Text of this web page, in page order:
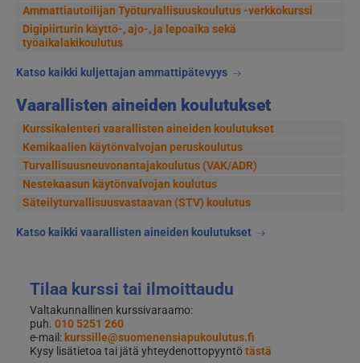
Ammattiautoilijan Työturvallisuuskoulutus -verkkokurssi
Digipiirturin käyttö-, ajo-, ja lepoaika sekä
työaikalakikoulutus
Katso kaikki kuljettajan ammattipätevyys
Vaarallisten aineiden koulutukset
Kurssikalenteri vaarallisten aineiden koulutukset
Kemikaalien käytönvalvojan peruskoulutus
Turvallisuusneuvonantajakoulutus (VAK/ADR)
Nestekaasun käytönvalvojan koulutus
Säteilyturvallisuusvastaavan (STV) koulutus
Katso kaikki vaarallisten aineiden koulutukset
Tilaa kurssi tai ilmoittaudu
Valtakunnallinen kurssivaraamo:
puh. 010 5251 260
e-mail: kurssille@suomenensiapukoulutus.fi
Kysy lisätietoa tai jätä yhteydenottopyyntötästä